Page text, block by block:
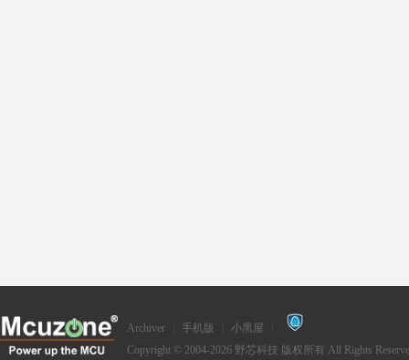
Archiver 手机版 小黑屋
Copyright © 2004-2026 野芯科技 版权所有 All Rights